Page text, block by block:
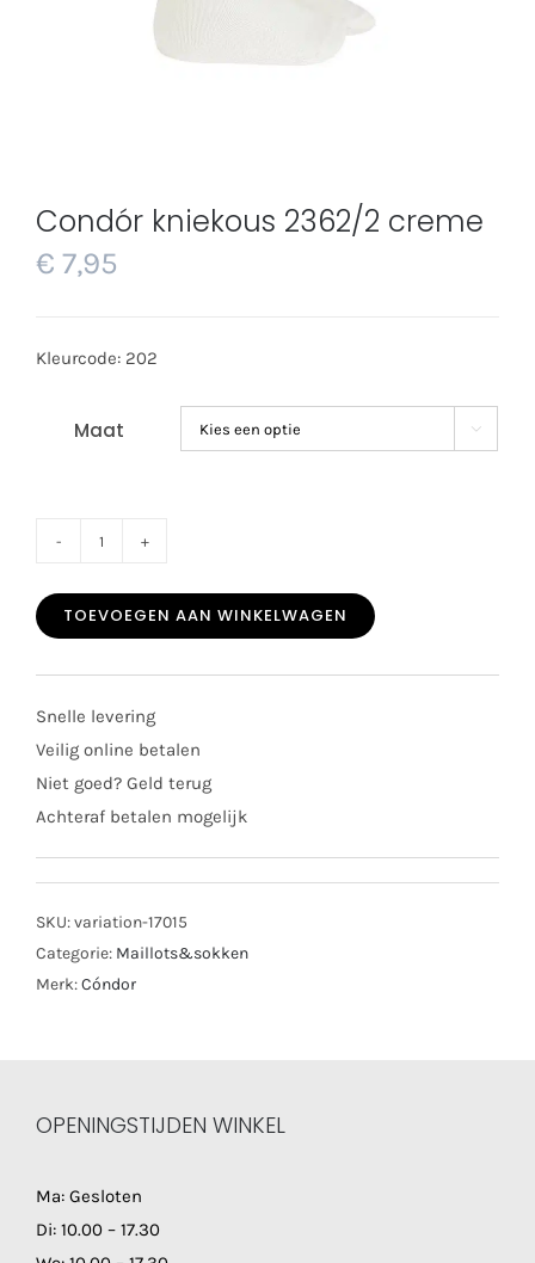
Condór kniekous 2362/2 creme
€ 7,95
Kleurcode: 202
Maat 
kniekous
2362/2
TOEVOEGEN AAN WINKELWAGEN
Snelle levering
Veilig online betalen
Niet goed? Geld terug
Achteraf betalen mogelijk
SKU:variation-17015
Categorie: Maillots&sokken
Merk:Cóndor
OPENINGSTIJDEN WINKEL
Ma: Gesloten
Di: 10.00 – 17.30